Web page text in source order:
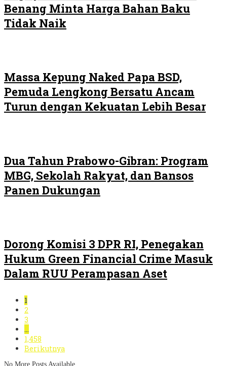
Benang Minta Harga Bahan Baku
Tidak Naik
Massa Kepung Naked Papa BSD,
Pemuda Lengkong Bersatu Ancam
Turun dengan Kekuatan Lebih Besar
Dua Tahun Prabowo-Gibran: Program
MBG, Sekolah Rakyat, dan Bansos
Panen Dukungan
Dorong Komisi 3 DPR RI, Penegakan
Hukum Green Financial Crime Masuk
Dalam RUU Perampasan Aset
1
2
3
…
1,458
Berikutnya
No More Posts Available.